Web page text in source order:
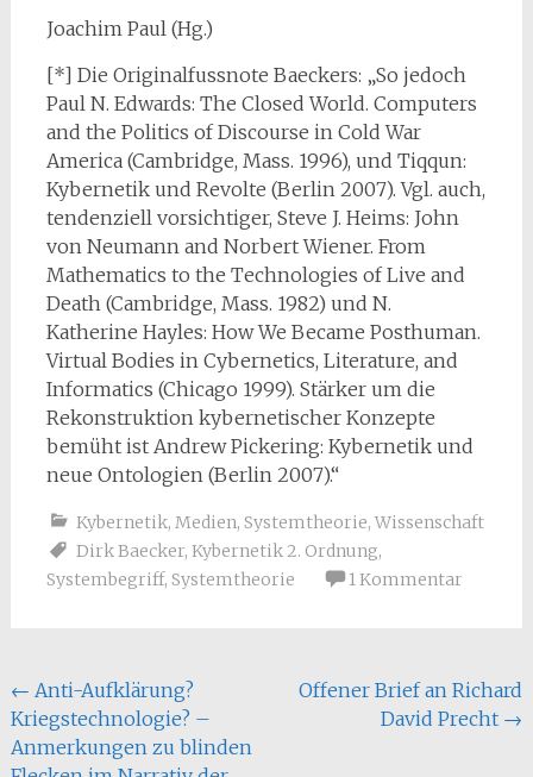
Joachim Paul (Hg.)
[*] Die Originalfussnote Baeckers: „So jedoch
Paul N. Edwards: The Closed World. Computers
and the Politics of Discourse in Cold War
America (Cambridge, Mass. 1996), und Tiqqun:
Kybernetik und Revolte (Berlin 2007). Vgl. auch,
tendenziell vorsichtiger, Steve J. Heims: John
von Neumann and Norbert Wiener. From
Mathematics to the Technologies of Live and
Death (Cambridge, Mass. 1982) und N.
Katherine Hayles: How We Became Posthuman.
Virtual Bodies in Cybernetics, Literature, and
Informatics (Chicago 1999). Stärker um die
Rekonstruktion kybernetischer Konzepte
bemüht ist Andrew Pickering: Kybernetik und
neue Ontologien (Berlin 2007).“
Kybernetik, Medien, Systemtheorie, Wissenschaft
Dirk Baecker, Kybernetik 2. Ordnung,
Systembegriff, Systemtheorie 1 Kommentar
Beitragsnavigation
← Anti-Aufklärung?
Kriegstechnologie? –
Anmerkungen zu blinden
Offener Brief an Richard
David Precht →